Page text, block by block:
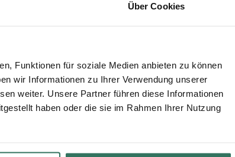
Über Cookies
Funktionen für soziale Medien anbieten zu können
wir Informationen zu Ihrer Verwendung unserer
weiter. Unsere Partner führen diese Informationen
haben oder die sie im Rahmen Ihrer Nutzung